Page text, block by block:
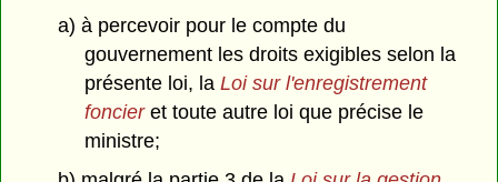
a) à percevoir pour le compte du
gouvernement les droits exigibles selon la
présente loi, laLoi sur l'enregistrement
foncieret toute autre loi que précise le
ministre;